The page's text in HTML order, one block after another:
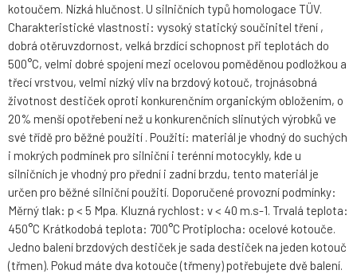
kotoučem. Nízká hlučnost. U silničních typů homologace TÜV.
Charakteristické vlastnosti: vysoký statický součinitel tření ,
dobrá otěruvzdornost, velká brzdící schopnost při teplotách do
500°C, velmi dobré spojení mezi ocelovou poměděnou podložkou a
třecí vrstvou, velmi nízký vliv na brzdový kotouč, trojnásobná
životnost destiček oproti konkurenčním organickým obložením, o
20% menší opotřebení než u konkurenčních slinutých výrobků ve
své třídě pro běžné použití . Použití: materiál je vhodný do suchých
i mokrých podmínek pro silniční i terénní motocykly, kde u
silničních je vhodný pro přední i zadní brzdu, tento materiál je
určen pro běžné silniční použití. Doporučené provozní podmínky:
Měrný tlak: p < 5 Mpa. Kluzná rychlost: v < 40 m.s-1. Trvalá teplota:
450°C Krátkodobá teplota: 700°C Protiplocha: ocelové kotouče.
Jedno balení brzdových destiček je sada destiček na jeden kotouč
(třmen). Pokud máte dva kotouče (třmeny) potřebujete dvě balení.